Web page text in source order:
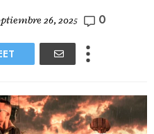
26, 2025 0